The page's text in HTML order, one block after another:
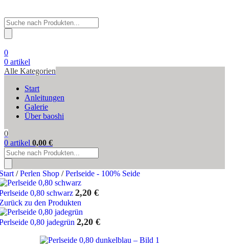
Products
search
0
0 artikel
Alle Kategorien
Start
Anleitungen
Galerie
Über baoshi
0
0 artikel 0,00 €
Products
search
/ Perlen Shop / Perlseide - 100% Seide
0,80 schwarz 2,20 €
zu den Produkten
0,80 jadegrün 2,20 €